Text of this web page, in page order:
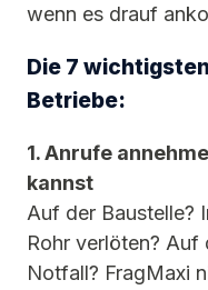
wenn es drauf
Die 7
Betriebe:
1. Anrufe
kannst
Auf der Baustelle?
Rohr verlöten?
Notfall? FragMaxi